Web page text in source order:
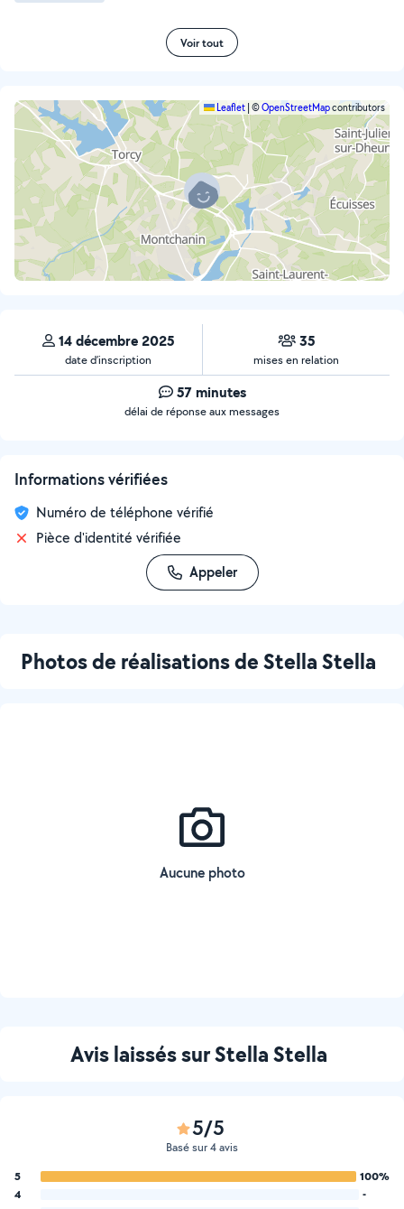
Voir tout
Leaflet ©OpenStreetMapcontributors
14 décembre 2025
date d’inscription
35
mises en relation
57 minutes
délai de réponse aux messages
Informations vérifiées
Numéro de téléphone vérifié
Pièce d'identité vérifiée
Appeler
Photos de réalisations de Stella Stella
Aucune photo
Avis laissés sur Stella Stella
5/5
Basé sur 4 avis
5
100%
4
-